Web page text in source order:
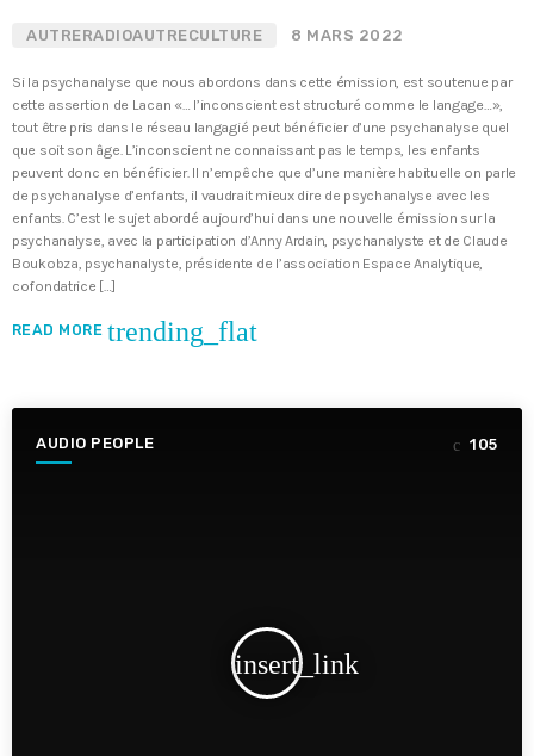
AUTRERADIOAUTRECULTURE 8 MARS 2022
Si la psychanalyse que nous abordons dans cette émission, est soutenue par
cette assertion de Lacan «… l’inconscient est structuré comme le langage…»,
tout être pris dans le réseau langagié peut bénéficier d’une psychanalyse quel
que soit son âge. L’inconscient ne connaissant pas le temps, les enfants
peuvent donc en bénéficier. Il n’empêche que d’une manière habituelle on parle
de psychanalyse d’enfants, il vaudrait mieux dire de psychanalyse avec les
enfants. C’est le sujet abordé aujourd’hui dans une nouvelle émission sur la
psychanalyse, avec la participation d’Anny Ardain, psychanalyste et de Claude
Boukobza, psychanalyste, présidente de l’association Espace Analytique,
cofondatrice […]
READ MORE trending_flat
AUDIO PEOPLE
insert_link
105